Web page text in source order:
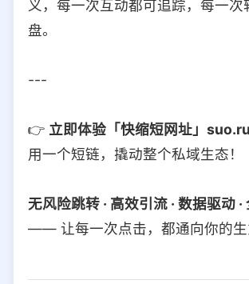
义，每一次互动都可追踪，每一次
盘。
---
👉 立即体验「快缩短网址」
用一个短链，撬动整个私域生态！
无风险跳转 · 高效引流 · 数据驱动
—— 让每一次点击，都通向你的生